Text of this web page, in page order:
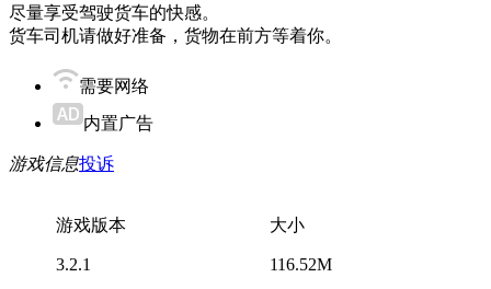
尽量享受驾驶货车的快感。
货车司机请做好准备，货物在前方等着你。
需要网络
内置广告
游戏信息投诉
游戏版本
3.2.1
大小
116.52M